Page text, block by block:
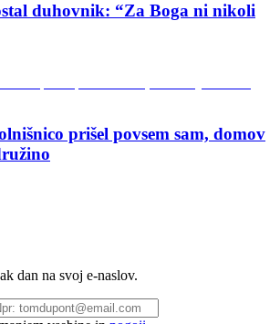
duhovnik: “Za Boga ni nikoli
prišel povsem sam, domov
dan na svoj e-naslov.